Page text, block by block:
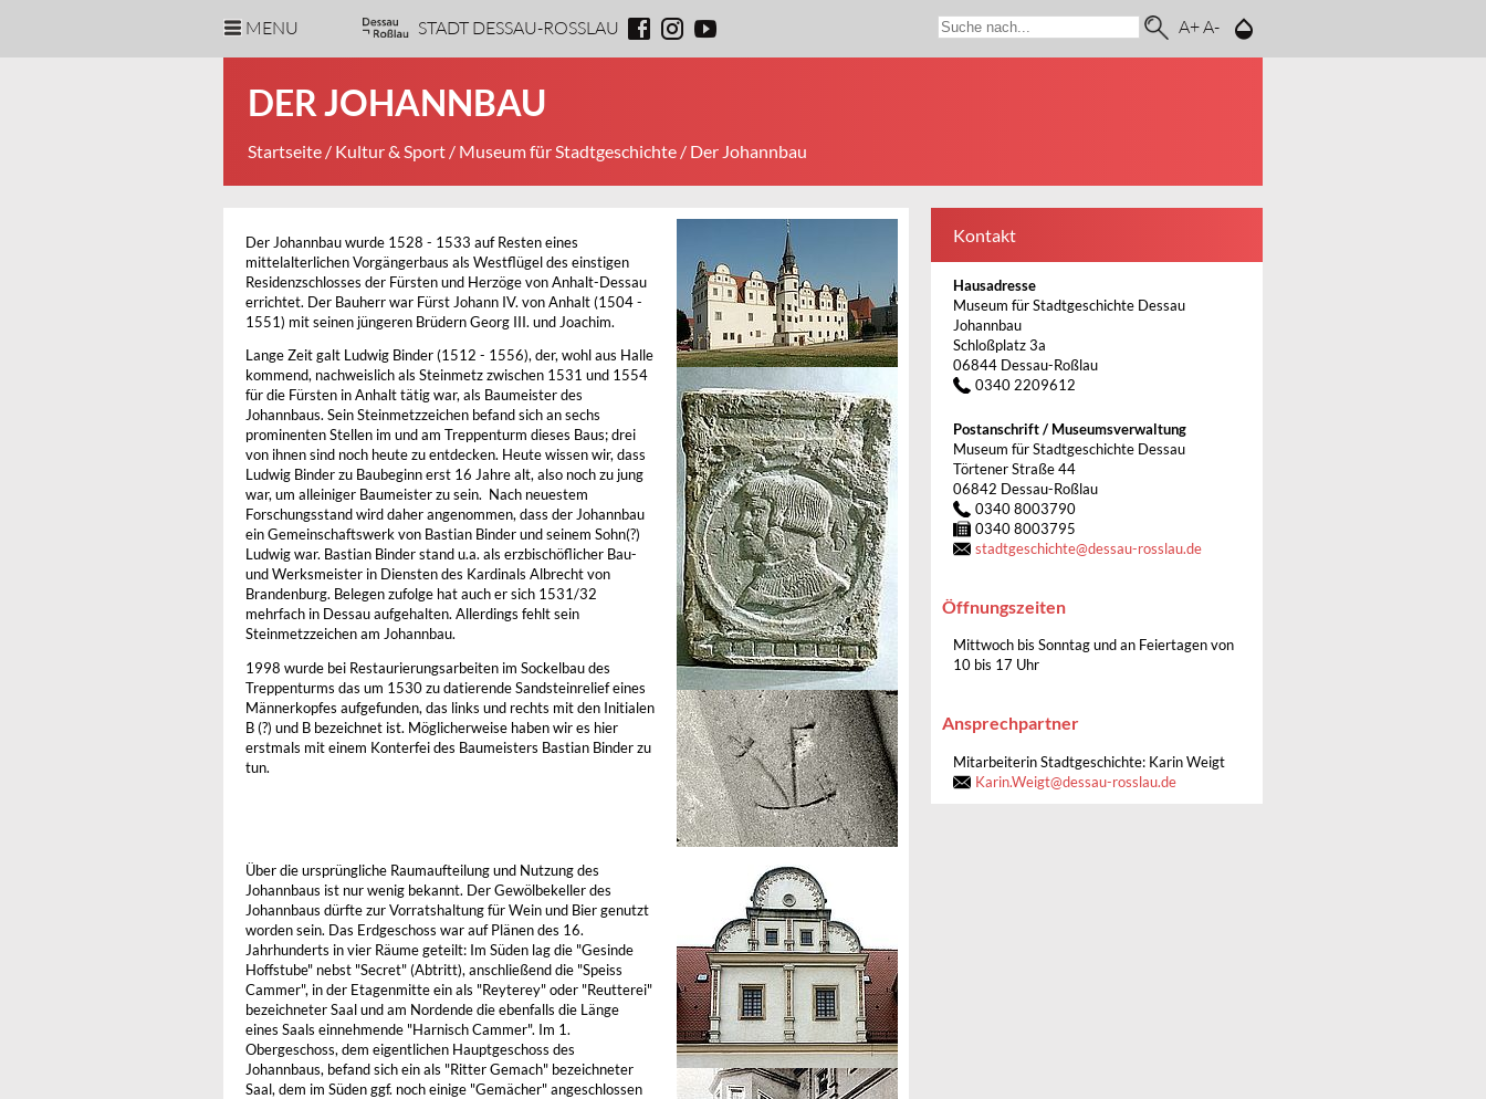
MENU STADT DESSAU-ROSSLAU A+A-
DER JOHANNBAU
Startseite / Kultur & Sport / Museum für Stadtgeschichte / Der Johannbau
Der Johannbau wurde 1528 - 1533 auf Resten eines
mittelalterlichen Vorgängerbaus als Westflügel des einstigen
Residenzschlosses der Fürsten und Herzöge von Anhalt-Dessau
errichtet. Der Bauherr war Fürst Johann IV. von Anhalt (1504 -
1551) mit seinen jüngeren Brüdern Georg III. und Joachim.
Lange Zeit galt Ludwig Binder (1512 - 1556), der, wohl aus Halle
kommend, nachweislich als Steinmetz zwischen 1531 und 1554
für die Fürsten in Anhalt tätig war, als Baumeister des
Johannbaus. Sein Steinmetzzeichen befand sich an sechs
prominenten Stellen im und am Treppenturm dieses Baus; drei
von ihnen sind noch heute zu entdecken. Heute wissen wir, dass
Ludwig Binder zu Baubeginn erst 16 Jahre alt, also noch zu jung
war, um alleiniger Baumeister zu sein. Nach neuestem
Forschungsstand wird daher angenommen, dass der Johannbau
ein Gemeinschaftswerk von Bastian Binder und seinem Sohn(?)
Ludwig war. Bastian Binder stand u.a. als erzbischöflicher Bau-
und Werksmeister in Diensten des Kardinals Albrecht von
Brandenburg. Belegen zufolge hat auch er sich 1531/32
mehrfach in Dessau aufgehalten. Allerdings fehlt sein
Steinmetzzeichen am Johannbau.
1998 wurde bei Restaurierungsarbeiten im Sockelbau des
Treppenturms das um 1530 zu datierende Sandsteinrelief eines
Männerkopfes aufgefunden, das links und rechts mit den Initialen
B (?) und B bezeichnet ist. Möglicherweise haben wir es hier
erstmals mit einem Konterfei des Baumeisters Bastian Binder zu
tun.
Über die ursprüngliche Raumaufteilung und Nutzung des
Johannbaus ist nur wenig bekannt. Der Gewölbekeller des
Johannbaus dürfte zur Vorratshaltung für Wein und Bier genutzt
worden sein. Das Erdgeschoss war auf Plänen des 16.
Jahrhunderts in vier Räume geteilt: Im Süden lag die "Gesinde
Hoffstube" nebst "Secret" (Abtritt), anschließend die "Speiss
Cammer", in der Etagenmitte ein als "Reyterey" oder "Reutterei"
bezeichneter Saal und am Nordende die ebenfalls die Länge
eines Saals einnehmende "Harnisch Cammer". Im 1.
Obergeschoss, dem eigentlichen Hauptgeschoss des
Johannbaus, befand sich ein als "Ritter Gemach" bezeichneter
Saal, dem im Süden ggf. noch einige "Gemächer" angeschlossen
Kontakt
Hausadresse
Museum für Stadtgeschichte Dessau
Johannbau
Schloßplatz 3a
06844 Dessau-Roßlau
0340 2209612
Postanschrift / Museumsverwaltung
Museum für Stadtgeschichte Dessau
Törtener Straße 44
06842 Dessau-Roßlau
0340 8003790
0340 8003795
stadtgeschichte@dessau-rosslau.de
Öffnungszeiten
Mittwoch bis Sonntag und an Feiertagen von
10 bis 17 Uhr
Ansprechpartner
Mitarbeiterin Stadtgeschichte: Karin Weigt
Karin.Weigt@dessau-rosslau.de